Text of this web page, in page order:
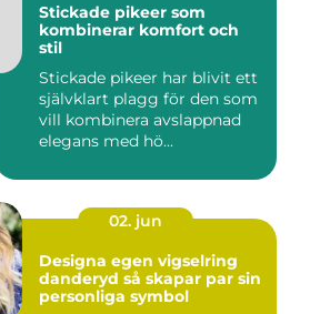
Stickade pikeer som
kombinerar komfort och
stil
Stickade pikeer har blivit ett
självklart plagg för den som
vill kombinera avslappnad
elegans med hö...
02. jun
Designa egen vigselring
danderyd så skapar par sin
personliga symbol